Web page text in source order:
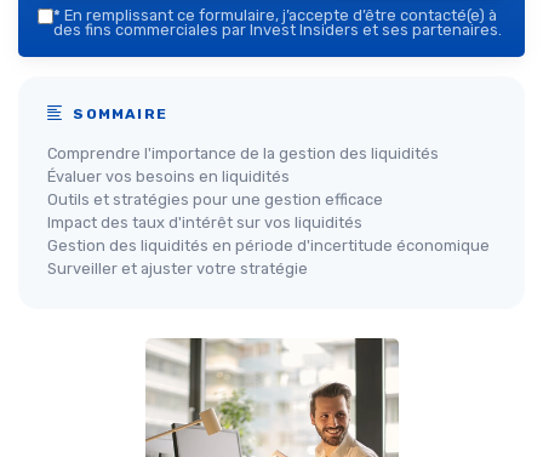
* En remplissant ce formulaire, j’accepte d’être contacté(e) à
des fins commerciales par Invest Insiders et ses partenaires.
SOMMAIRE
Comprendre l'importance de la gestion des liquidités
Évaluer vos besoins en liquidités
Outils et stratégies pour une gestion efficace
Impact des taux d'intérêt sur vos liquidités
Gestion des liquidités en période d'incertitude économique
Surveiller et ajuster votre stratégie